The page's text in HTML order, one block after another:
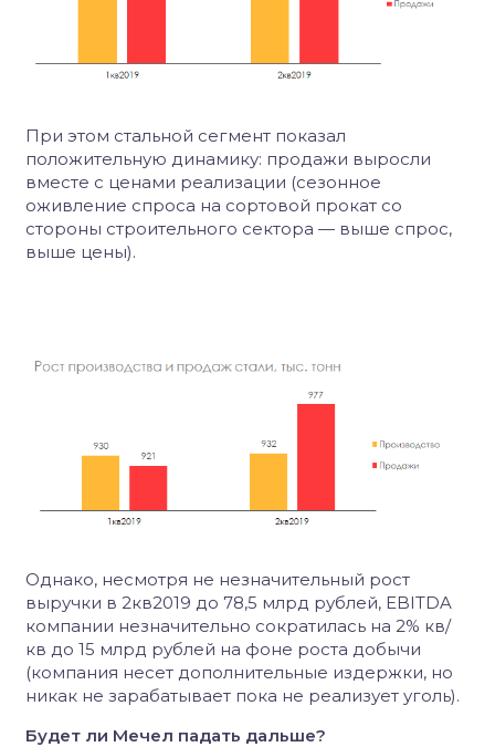
При этом стальной сегмент показал
положительную динамику: продажи выросли
вместе с ценами реализации (сезонное
оживление спроса на сортовой прокат со
стороны строительного сектора — выше спрос,
выше цены).
Однако, несмотря не незначительный рост
выручки в 2кв2019 до 78,5 млрд рублей, EBITDA
компании незначительно сократилась на 2% кв/
кв до 15 млрд рублей на фоне роста добычи
(компания несет дополнительные издержки, но
никак не зарабатывает пока не реализует уголь).
Будет ли Мечел падать дальше?